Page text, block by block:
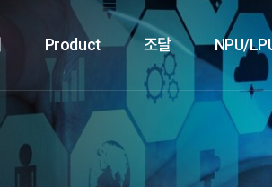
Product 조달 NPU/